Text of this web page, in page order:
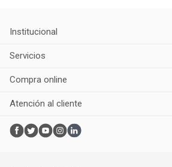
Institucional
Servicios
Compra online
Atención al cliente